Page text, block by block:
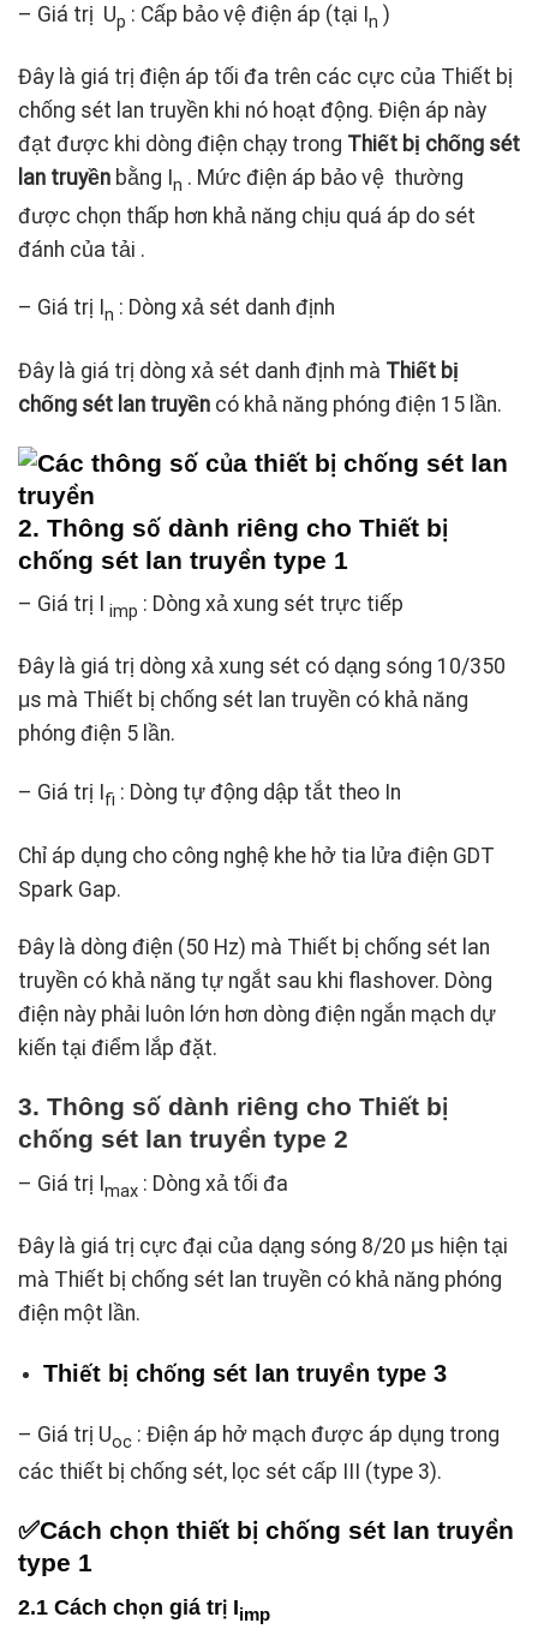
– Giá trị Up : Cấp bảo vệ điện áp (tại In )
Đây là giá trị điện áp tối đa trên các cực của Thiết bị
chống sét lan truyền khi nó hoạt động. Điện áp này
đạt được khi dòng điện chạy trong Thiết bị chống sét
lan truyền bằng I n . Mức điện áp bảo vệ thường
được chọn thấp hơn khả năng chịu quá áp do sét
đánh của tải .
– Giá trị I n : Dòng xả sét danh định
Đây là giá trị dòng xả sét danh định mà Thiết bị
chống sét lan truyền có khả năng phóng điện 15 lần.
2. Thông số dành riêng cho Thiết bị
chống sét lan truyền type 1
– Giá trị I imp : Dòng xả xung sét trực tiếp
Đây là giá trị dòng xả xung sét có dạng sóng 10/350
μs mà Thiết bị chống sét lan truyền có khả năng
phóng điện 5 lần.
– Giá trị I fi : Dòng tự động dập tắt theo In
Chỉ áp dụng cho công nghệ khe hở tia lửa điện GDT
Spark Gap.
Đây là dòng điện (50 Hz) mà Thiết bị chống sét lan
truyền có khả năng tự ngắt sau khi flashover. Dòng
điện này phải luôn lớn hơn dòng điện ngắn mạch dự
kiến ​​tại điểm lắp đặt.
3. Thông số dành riêng cho Thiết bị
chống sét lan truyền type 2
– Giá trị Imax : Dòng xả tối đa
Đây là giá trị cực đại của dạng sóng 8/20 μs hiện tại
mà Thiết bị chống sét lan truyền có khả năng phóng
điện một lần.
Thiết bị chống sét lan truyền type 3
– Giá trị Uoc : Điện áp hở mạch được áp dụng trong
các thiết bị chống sét, lọc sét cấp III (type 3).
✅Cách chọn thiết bị chống sét lan truyền
type 1
2.1 Cách chọn giá trị Iimp